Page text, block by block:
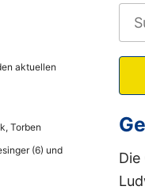
aktuellen
Torben
(6) und